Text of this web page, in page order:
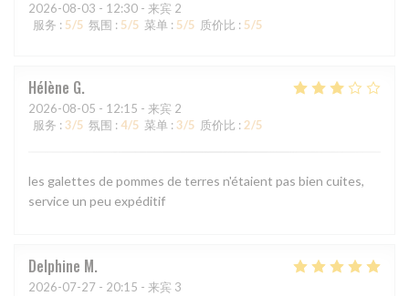
2026-08-03 - 12:30 - 来宾 2
服务 : 5/5 氛围 : 5/5 菜单 : 5/5 质价比 : 5/5
Hélène G
2026-08-05 - 12:15 - 来宾 2
服务 : 3/5 氛围 : 4/5 菜单 : 3/5 质价比 : 2/5
les galettes de pommes de terres n'étaient pas bien cuites,
service un peu expéditif
Delphine M
2026-07-27 - 20:15 - 来宾 3